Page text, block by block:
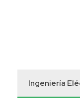
Ingeniería